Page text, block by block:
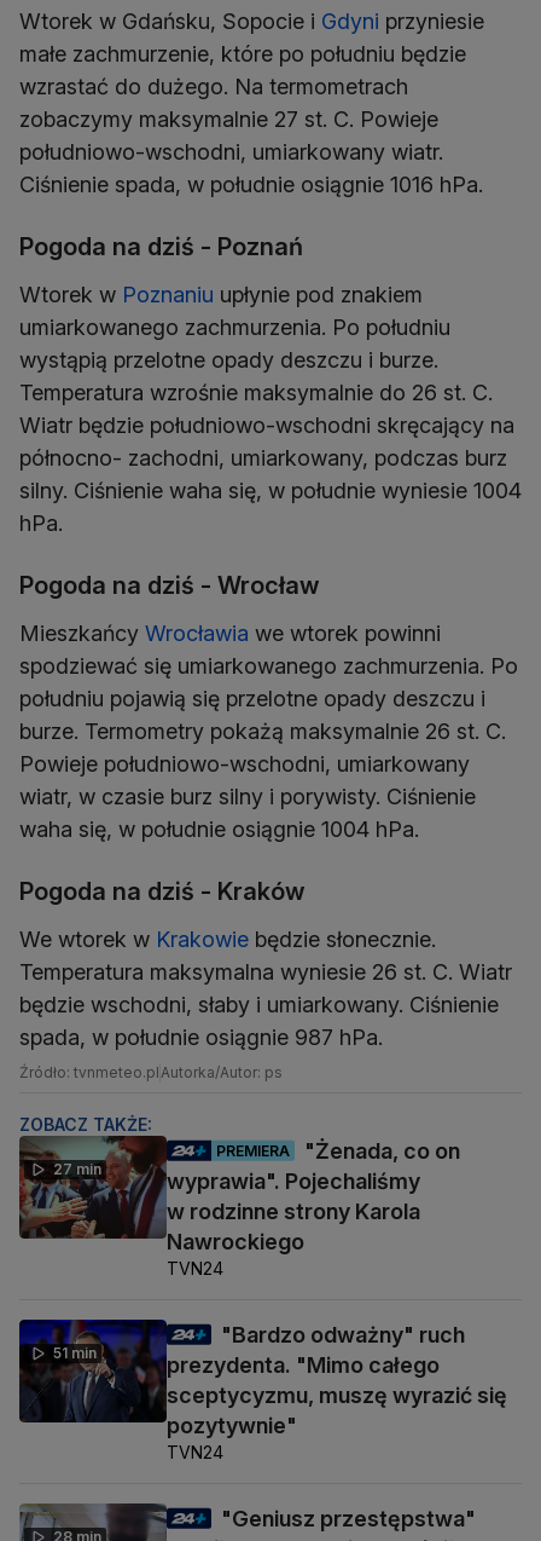
Wtorek w Gdańsku, Sopocie i Gdyni przyniesie
małe zachmurzenie, które po południu będzie
wzrastać do dużego. Na termometrach
zobaczymy maksymalnie 27 st. C. Powieje
południowo-wschodni, umiarkowany wiatr.
Ciśnienie spada, w południe osiągnie 1016 hPa.
Pogoda na dziś - Poznań
Wtorek w Poznaniu upłynie pod znakiem
umiarkowanego zachmurzenia. Po południu
wystąpią przelotne opady deszczu i burze.
Temperatura wzrośnie maksymalnie do 26 st. C.
Wiatr będzie południowo-wschodni skręcający na
północno- zachodni, umiarkowany, podczas burz
silny. Ciśnienie waha się, w południe wyniesie 1004
hPa.
Pogoda na dziś - Wrocław
Mieszkańcy Wrocławia we wtorek powinni
spodziewać się umiarkowanego zachmurzenia. Po
południu pojawią się przelotne opady deszczu i
burze. Termometry pokażą maksymalnie 26 st. C.
Powieje południowo-wschodni, umiarkowany
wiatr, w czasie burz silny i porywisty. Ciśnienie
waha się, w południe osiągnie 1004 hPa.
Pogoda na dziś - Kraków
We wtorek w Krakowie będzie słonecznie.
Temperatura maksymalna wyniesie 26 st. C. Wiatr
będzie wschodni, słaby i umiarkowany. Ciśnienie
spada, w południe osiągnie 987 hPa.
Źródło: tvnmeteo.plAutorka/Autor: ps
ZOBACZ TAKŻE:
27 min
PREMIERA
"Żenada, co on
wyprawia". Pojechaliśmy
w rodzinne strony Karola
Nawrockiego
TVN24
51 min
"Bardzo odważny" ruch
prezydenta. "Mimo całego
sceptycyzmu, muszę wyrazić się
pozytywnie"
TVN24
28 min
"Geniusz przestępstwa"